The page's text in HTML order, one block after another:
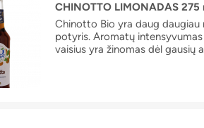
CHINOTTO LIMONADAS 275
Chinotto Bio yra daug daugiau
potyris. Aromatų
vaisius yra žinomas dėl gausių